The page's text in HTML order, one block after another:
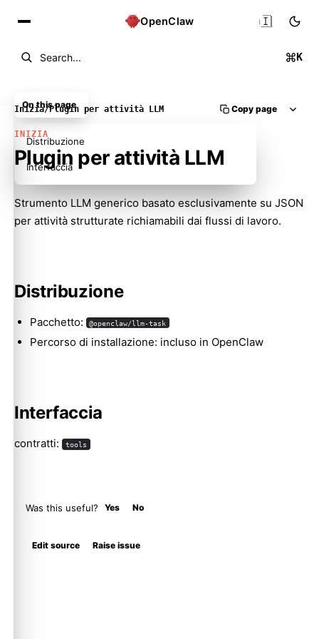
OpenClaw
Search... K
🇮🇹
Inizia/Plugin per attività LLM Copy page
INIZIA
Plugin per attività LLM
Strumento LLM generico basato esclusivamente su JSON
per attività strutturate richiamabili dai flussi di lavoro.
Distribuzione
Pacchetto: @openclaw/llm-task
Percorso di installazione: incluso in OpenClaw
Interfaccia
contratti: tools
Was this useful? Yes No
Edit source Raise issue
On this page
Distribuzione
Interfaccia
Molty